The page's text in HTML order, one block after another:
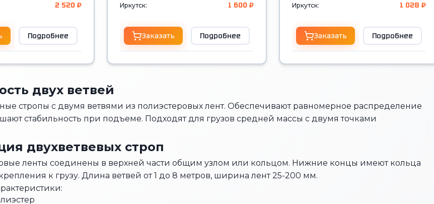
2 520 ₽
Подробнее
Иркутск: 1 600 ₽
Заказать Подробнее
Иркутск: 1 028 ₽
Заказать Подробнее
двух ветвей
стропы с двумя ветвями из полиэстеровых лент. Обеспечивают равномерное распределение
стабильность при подъеме. Подходят для грузов средней массы с двумя точками
двухветвевых строп
ленты соединены в верхней части общим узлом или кольцом. Нижние концы имеют кольца
к грузу. Длина ветвей от 1 до 8 метров, ширина лент 25-200 мм.